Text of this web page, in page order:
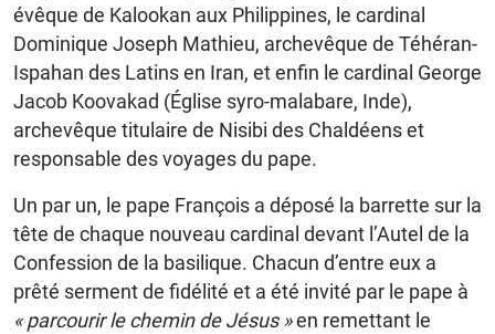
évêque de Kalookan aux Philippines, le cardinal
Dominique Joseph Mathieu, archevêque de Téhéran-
Ispahan des Latins en Iran, et enfin le cardinal George
Jacob Koovakad (Église syro-malabare, Inde),
archevêque titulaire de Nisibi des Chaldéens et
responsable des voyages du pape.
Un par un, le pape François a déposé la barrette sur la
tête de chaque nouveau cardinal devant l’Autel de la
Confession de la basilique. Chacun d’entre eux a
prêté serment de fidélité et a été invité par le pape à
« parcourir le chemin de Jésus »en remettant le